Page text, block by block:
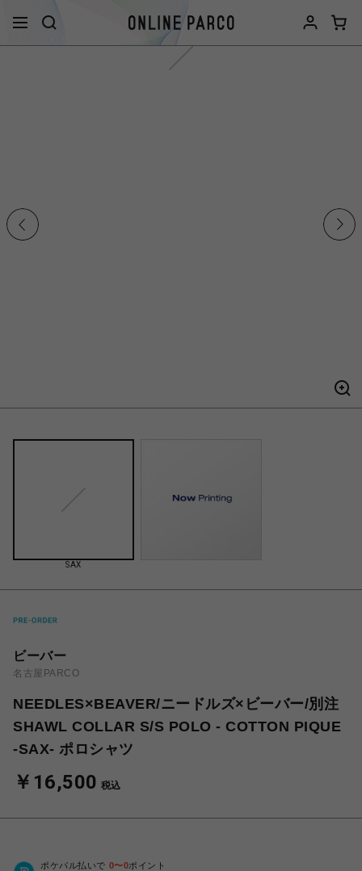
SAX
ビーバー
名古屋PARCO
NEEDLES×BEAVER/ニードルズ×ビーバー/別注
SHAWL COLLAR S/S POLO - COTTON PIQUE
-SAX- ポロシャツ
￥16,500 税込
ポケパル払いで 0〜0ポイント